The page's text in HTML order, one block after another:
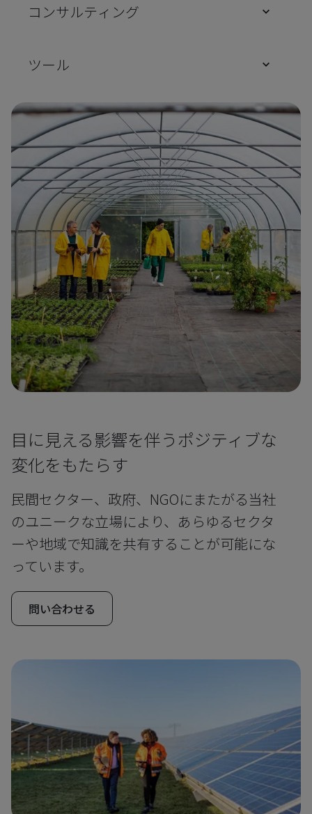
コンサルティング
ツール
目に見える影響を伴うポジティブな
変化をもたらす
民間セクター、政府、NGOにまたがる当社
のユニークな立場により、あらゆるセクタ
ーや地域で知識を共有することが可能にな
っています。
問い合わせる